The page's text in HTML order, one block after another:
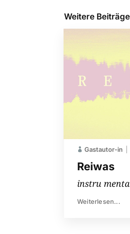
Weitere
Reiwas
Gastautor-in
instru
Weiterlesen...